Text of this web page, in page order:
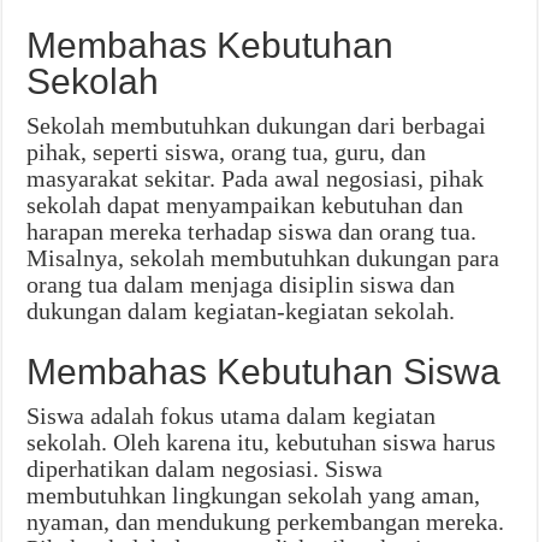
Membahas Kebutuhan
Sekolah
Sekolah membutuhkan dukungan dari berbagai
pihak, seperti siswa, orang tua, guru, dan
masyarakat sekitar. Pada awal negosiasi, pihak
sekolah dapat menyampaikan kebutuhan dan
harapan mereka terhadap siswa dan orang tua.
Misalnya, sekolah membutuhkan dukungan para
orang tua dalam menjaga disiplin siswa dan
dukungan dalam kegiatan-kegiatan sekolah.
Membahas Kebutuhan Siswa
Siswa adalah fokus utama dalam kegiatan
sekolah. Oleh karena itu, kebutuhan siswa harus
diperhatikan dalam negosiasi. Siswa
membutuhkan lingkungan sekolah yang aman,
nyaman, dan mendukung perkembangan mereka.